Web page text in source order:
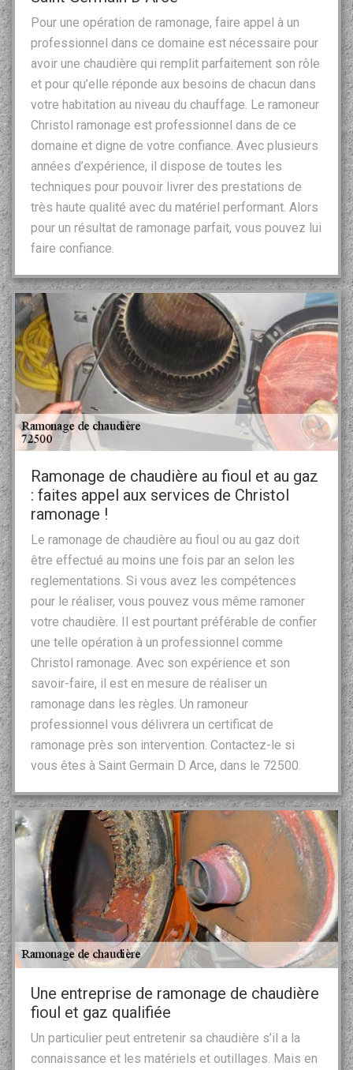
Pour une opération de ramonage, faire appel à un
professionnel dans ce domaine est nécessaire pour
avoir une chaudière qui remplit parfaitement son rôle
et pour qu’elle réponde aux besoins de chacun dans
votre habitation au niveau du chauffage. Le ramoneur
Christol ramonage est professionnel dans de ce
domaine et digne de votre confiance. Avec plusieurs
années d’expérience, il dispose de toutes les
techniques pour pouvoir livrer des prestations de
très haute qualité avec du matériel performant. Alors
pour un résultat de ramonage parfait, vous pouvez lui
faire confiance.
Ramonage de chaudière au fioul et au gaz
: faites appel aux services de Christol
ramonage !
Le ramonage de chaudière au fioul ou au gaz doit
être effectué au moins une fois par an selon les
reglementations. Si vous avez les compétences
pour le réaliser, vous pouvez vous même ramoner
votre chaudière. Il est pourtant préférable de confier
une telle opération à un professionnel comme
Christol ramonage. Avec son expérience et son
savoir-faire, il est en mesure de réaliser un
ramonage dans les règles. Un ramoneur
professionnel vous délivrera un certificat de
ramonage près son intervention. Contactez-le si
vous êtes à Saint Germain D Arce, dans le 72500.
Une entreprise de ramonage de chaudière
fioul et gaz qualifiée
Un particulier peut entretenir sa chaudière s’il a la
connaissance et les matériels et outillages. Mais en